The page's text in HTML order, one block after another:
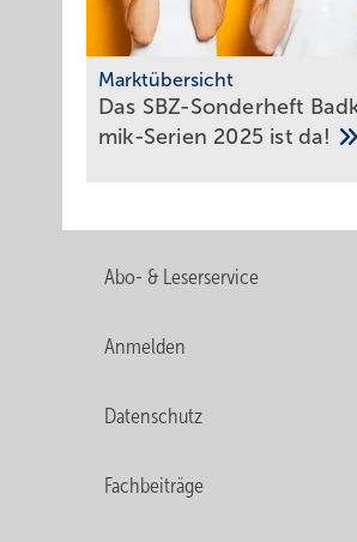
Marktübersicht
Das SBZ-Sonder­heft
mik-Serien 2025 ist da!
Abo- & Leserservice
Anmelden
Datenschutz
Fachbeiträge